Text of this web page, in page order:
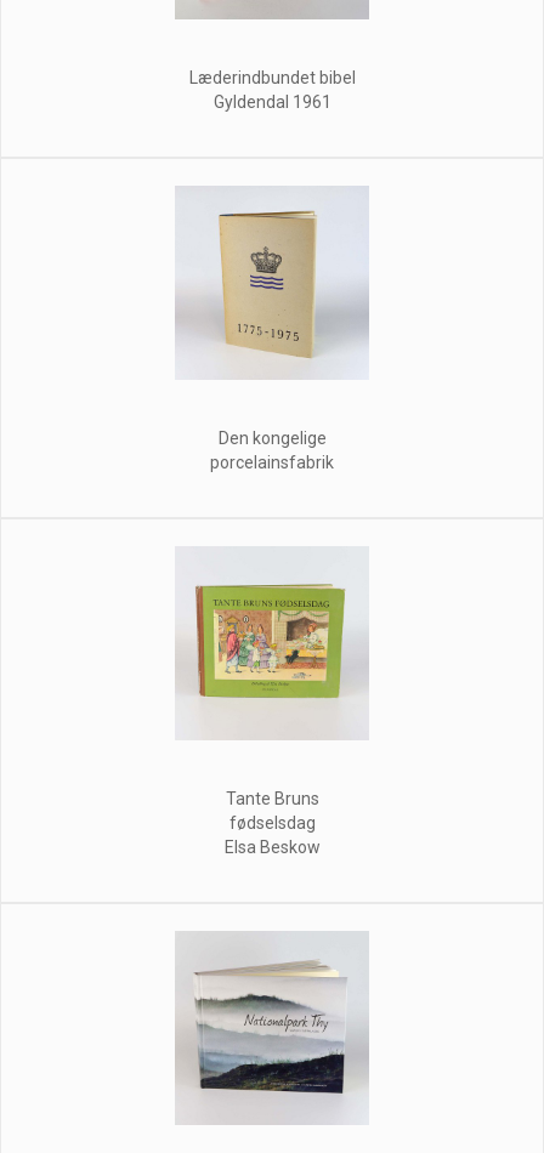
Læderindbundet bibel
Gyldendal 1961
Den kongelige
porcelainsfabrik
Tante Bruns
fødselsdag
Elsa Beskow